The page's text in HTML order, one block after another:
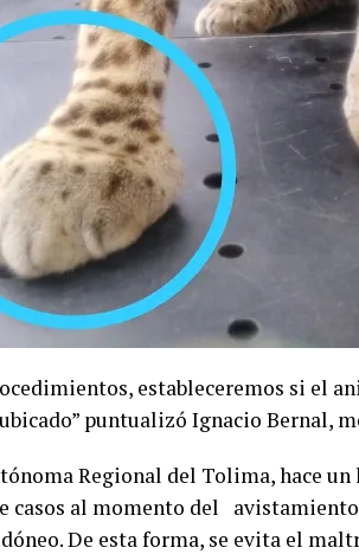
estableceremos si el
puntualizó Ignacio Bernal,
Regional del Tolima, hace
casos al momento del
De esta forma, se evita el